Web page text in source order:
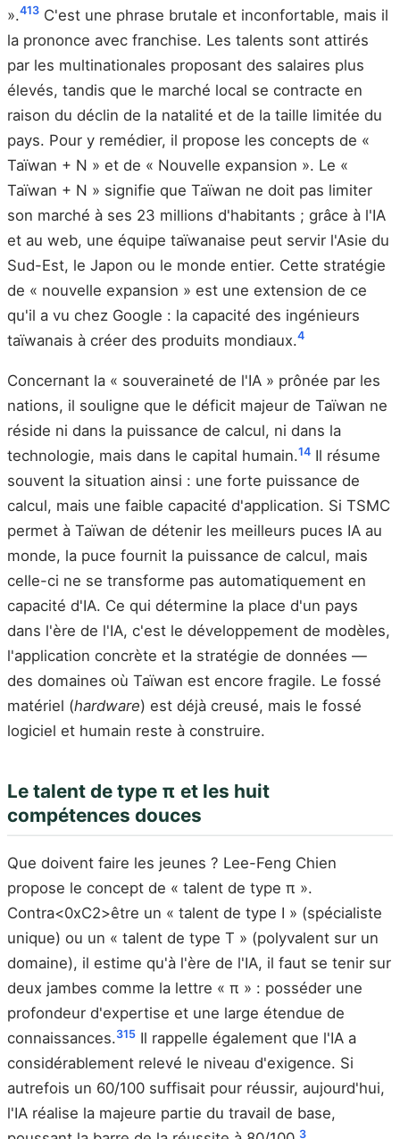
».413 C'est une phrase brutale et inconfortable, mais il
la prononce avec franchise. Les talents sont attirés
par les multinationales proposant des salaires plus
élevés, tandis que le marché local se contracte en
raison du déclin de la natalité et de la taille limitée du
pays. Pour y remédier, il propose les concepts de «
Taïwan + N » et de « Nouvelle expansion ». Le «
Taïwan + N » signifie que Taïwan ne doit pas limiter
son marché à ses 23 millions d'habitants ; grâce à l'IA
et au web, une équipe taïwanaise peut servir l'Asie du
Sud-Est, le Japon ou le monde entier. Cette stratégie
de « nouvelle expansion » est une extension de ce
qu'il a vu chez Google : la capacité des ingénieurs
taïwanais à créer des produits mondiaux.4
Concernant la « souveraineté de l'IA » prônée par les
nations, il souligne que le déficit majeur de Taïwan ne
réside ni dans la puissance de calcul, ni dans la
technologie, mais dans le capital humain.14 Il résume
souvent la situation ainsi : une forte puissance de
calcul, mais une faible capacité d'application. Si TSMC
permet à Taïwan de détenir les meilleurs puces IA au
monde, la puce fournit la puissance de calcul, mais
celle-ci ne se transforme pas automatiquement en
capacité d'IA. Ce qui détermine la place d'un pays
dans l'ère de l'IA, c'est le développement de modèles,
l'application concrète et la stratégie de données —
des domaines où Taïwan est encore fragile. Le fossé
matériel (hardware) est déjà creusé, mais le fossé
logiciel et humain reste à construire.
Le talent de type π et les huit
compétences douces
Que doivent faire les jeunes ? Lee-Feng Chien
propose le concept de « talent de type π ».
Contra<0xC2>être un « talent de type I » (spécialiste
unique) ou un « talent de type T » (polyvalent sur un
domaine), il estime qu'à l'ère de l'IA, il faut se tenir sur
deux jambes comme la lettre « π » : posséder une
profondeur d'expertise et une large étendue de
connaissances.315 Il rappelle également que l'IA a
considérablement relevé le niveau d'exigence. Si
autrefois un 60/100 suffisait pour réussir, aujourd'hui,
l'IA réalise la majeure partie du travail de base,
3